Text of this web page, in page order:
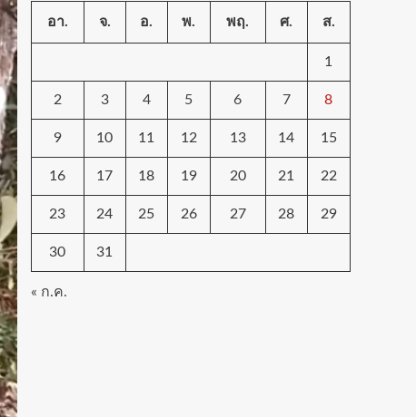
อา. จ. อ. พ. พฤ. ศ. ส.
1
2 3 4 5 6 7 8
9 10 11 12 13 14 15
16 17 18 19 20 21 22
23 24 25 26 27 28 29
30 31
« ก.ค.